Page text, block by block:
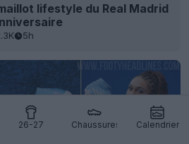
26-27 Chaussures Calendrier
lifestyle du Real Madrid
5h